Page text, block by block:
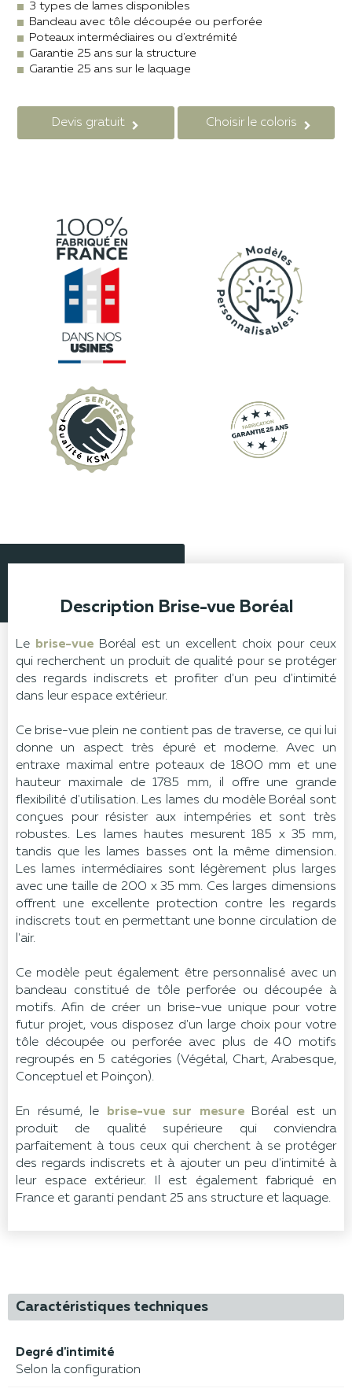
3 types de lames disponibles
Bandeau avec tôle découpée ou perforée
Poteaux intermédiaires ou d'extrémité
Garantie 25 ans sur la structure
Garantie 25 ans sur le laquage
Devis gratuit Choisir le coloris
Description Brise-vue Boréal
Le brise-vue Boréal est un excellent choix pour ceux
qui recherchent un produit de qualité pour se protéger
des regards indiscrets et profiter d'un peu d'intimité
dans leur espace extérieur.
Ce brise-vue plein ne contient pas de traverse, ce qui lui
donne un aspect très épuré et moderne. Avec un
entraxe maximal entre poteaux de 1800 mm et une
hauteur maximale de 1785 mm, il offre une grande
flexibilité d'utilisation. Les lames du modèle Boréal sont
conçues pour résister aux intempéries et sont très
robustes. Les lames hautes mesurent 185 x 35 mm,
tandis que les lames basses ont la même dimension.
Les lames intermédiaires sont légèrement plus larges
avec une taille de 200 x 35 mm. Ces larges dimensions
offrent une excellente protection contre les regards
indiscrets tout en permettant une bonne circulation de
l'air.
Ce modèle peut également être personnalisé avec un
bandeau constitué de tôle perforée ou découpée à
motifs. Afin de créer un brise-vue unique pour votre
futur projet, vous disposez d'un large choix pour votre
tôle découpée ou perforée avec plus de 40 motifs
regroupés en 5 catégories (Végétal, Chart, Arabesque,
Conceptuel et Poinçon).
En résumé, le brise-vue sur mesureBoréal est un
produit de qualité supérieure qui conviendra
parfaitement à tous ceux qui cherchent à se protéger
des regards indiscrets et à ajouter un peu d'intimité à
leur espace extérieur. Il est également fabriqué en
France et garanti pendant 25 ans structure et laquage.
Caractéristiques techniques
Degré d'intimité
Selon la configuration